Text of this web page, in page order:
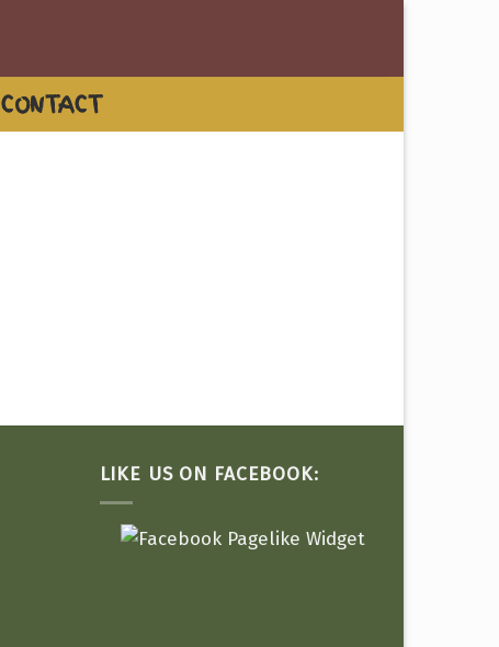
CONTACT
LIKE US ON FACEBOOK: